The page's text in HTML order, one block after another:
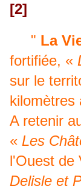
[2]
" La
fortifiée, «
sur le
kilomètres
A retenir
« Les
l'Ouest de
Delisle et